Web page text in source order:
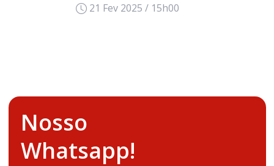
21 Fev 2025 / 15h00
Nosso
Whatsapp!